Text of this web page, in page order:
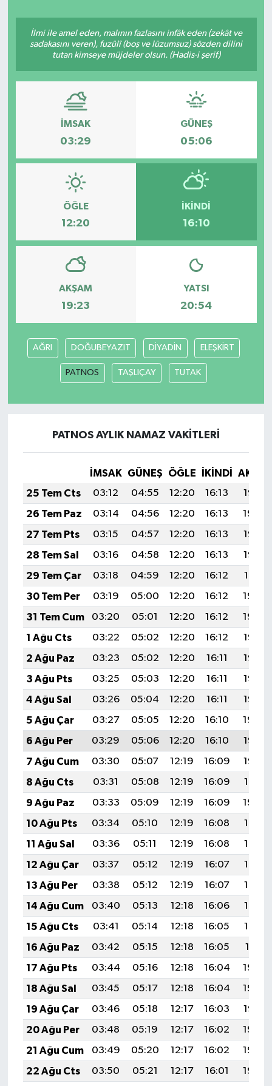
İlmi ile amel eden, malının fazlasını infâk eden (zekât ve
sadakasını veren), fuzûlî (boş ve lüzumsuz) sözden dilini
tutan kimseye müjdeler olsun. (Hadis-i şerif)
İMSAK
03:29
GÜNEŞ
05:06
ÖĞLE
12:20
İKINDI
16:10
AKŞAM
19:23
YATSI
20:54
AĞRI DOĞUBEYAZIT DİYADİN ELEŞKİRT
PATNOS TAŞLIÇAY TUTAK
PATNOS AYLIK NAMAZ VAKITLERI
İMSAK GÜNEŞ ÖĞLE İKINDI
25 Tem Cts
03:12 04:55 12:20 16:13
19:35
26 Tem Paz
03:14 04:56 12:20 16:13
19:34
27 Tem Pts
03:15 04:57 12:20 16:13
19:33
28 Tem Sal
03:16 04:58 12:20 16:13
19:32
29 Tem Çar
03:18 04:59 12:20 16:12
19:31
30 Tem Per
03:19 05:00 12:20 16:12
19:30
31 Tem Cum
03:20 05:01 12:20 16:12
19:29
1 Ağu Cts
03:22 05:02 12:20 16:12
19:28
2 Ağu Paz
03:23 05:02 12:20 16:11
19:27
3 Ağu Pts
03:25 05:03 12:20 16:11
19:26
4 Ağu Sal
03:26 05:04 12:20 16:11
19:25
5 Ağu Çar
03:27 05:05 12:20 16:10
19:24
6 Ağu Per
03:29 05:06 12:20 16:10
19:23
7 Ağu Cum
03:30 05:07 12:19 16:09
19:22
8 Ağu Cts
03:31 05:08 12:19 16:09
19:21
9 Ağu Paz
03:33 05:09 12:19 16:09
19:20
10 Ağu Pts
03:34 05:10 12:19 16:08
19:18
11 Ağu Sal
03:36 05:11 12:19 16:08
19:17
12 Ağu Çar
03:37 05:12 12:19 16:07
19:16
13 Ağu Per
03:38 05:12 12:19 16:07
19:15
14 Ağu Cum
03:40 05:13 12:18 16:06
19:13
15 Ağu Cts
03:41 05:14 12:18 16:05
19:12
16 Ağu Paz
03:42 05:15 12:18 16:05
19:11
17 Ağu Pts
03:44 05:16 12:18 16:04
19:09
18 Ağu Sal
03:45 05:17 12:18 16:04
19:08
19 Ağu Çar
03:46 05:18 12:17 16:03
19:07
20 Ağu Per
03:48 05:19 12:17 16:02
19:05
21 Ağu Cum
03:49 05:20 12:17 16:02
19:04
22 Ağu Cts
03:50 05:21 12:17 16:01
19:03
Eleman
Emlak
Gurme
İlçe Haberleri
Keşfet
Kültür & Sanat
Magazin
Sağlık
Sokak Hayvanlarını Sahiplendirme
Spor
Vasıta
Yaşam